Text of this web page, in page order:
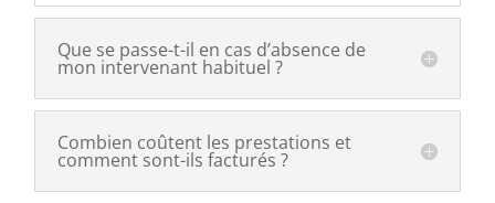
Que se passe-t-il en cas d’absence de
mon intervenant habituel ?
Combien coûtent les prestations et
comment sont-ils facturés ?